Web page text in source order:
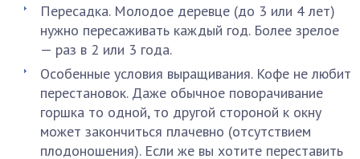
Пересадка. Молодое деревце (до 3 или 4 лет)
нужно пересаживать каждый год. Более зрелое
— раз в 2 или 3 года.
Особенные условия выращивания. Кофе не любит
перестановок. Даже обычное поворачивание
горшка то одной, то другой стороной к окну
может закончиться плачевно (отсутствием
плодоношения). Если же вы хотите переставить